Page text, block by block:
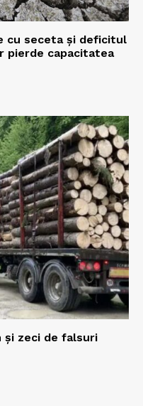
cu seceta și deficitul
pierde capacitatea
și zeci de falsuri